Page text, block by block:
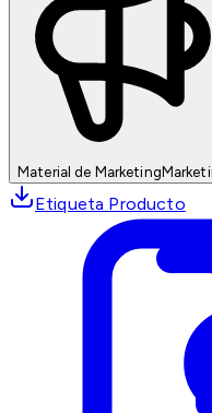
Material de Marketing
Etiqueta Producto